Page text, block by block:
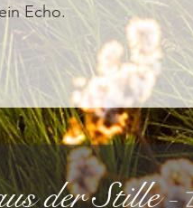
Echo.
der Stille -